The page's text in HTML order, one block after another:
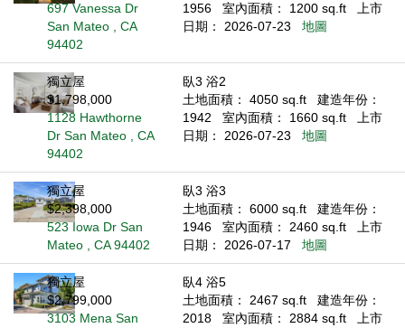
697 Vanessa Dr
San Mateo , CA
94402
1956
室內面積： 1200 sq.ft
上市
日期： 2026-07-23
地圖
獨立屋
$1,798,000
1128 Hawthorne
Dr San Mateo , CA
94402
臥3 浴2
土地面積： 4050 sq.ft
建造年份：
1942
室內面積： 1660 sq.ft
上市
日期： 2026-07-23
地圖
獨立屋
$2,398,000
523 Iowa Dr San
Mateo , CA 94402
臥3 浴3
土地面積： 6000 sq.ft
建造年份：
1946
室內面積： 2460 sq.ft
上市
日期： 2026-07-17
地圖
獨立屋
$2,799,000
3103 Mena San
臥4 浴5
土地面積： 2467 sq.ft
建造年份：
2018
室內面積： 2884 sq.ft
上市